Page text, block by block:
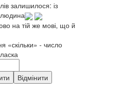
залишилося: із
людина
на тій же мові, що й
«скільки» - число